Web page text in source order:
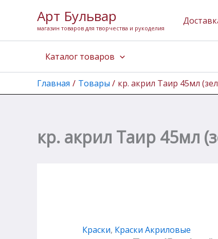
содержимому
Арт Бульвар
магазин товаров для творчества и рукоделия
Каталог товаров
Главная Товары кр. акрил Таир 45мл
кр. акрил Таир 45мл
Краски, Краски Акриловые
товара
кр.
45мл